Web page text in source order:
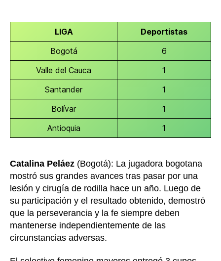
LIGA
Deportistas
Bogotá
6
Valle del Cauca
1
Santander
1
Bolívar
1
Antioquia
1
Catalina Peláez (Bogotá): La jugadora bogotana
mostró sus grandes avances tras pasar por una
lesión y cirugía de rodilla hace un año. Luego de
su participación y el resultado obtenido, demostró
que la perseverancia y la fe siempre deben
mantenerse independientemente de las
circunstancias adversas.